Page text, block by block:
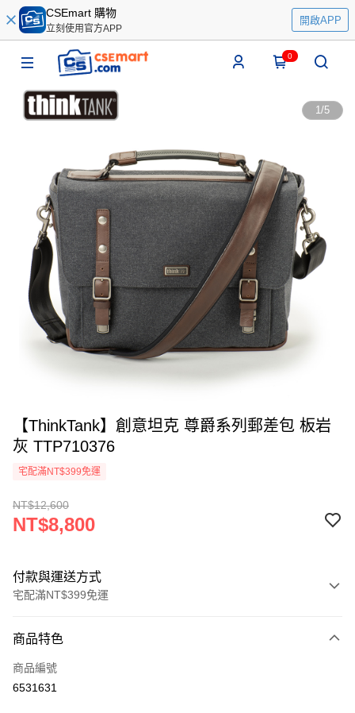
CSEmart 購物
立刻使用官方APP
開啟APP
0
1/5
【ThinkTank】創意坦克 尊爵系列郵差包 板岩
灰 TTP710376
宅配滿NT$399免運
NT$12,600
NT$8,800
付款與運送方式
宅配滿NT$399免運
信用卡一次付款
信用卡分期付款
商品特色
商品編號
6531631